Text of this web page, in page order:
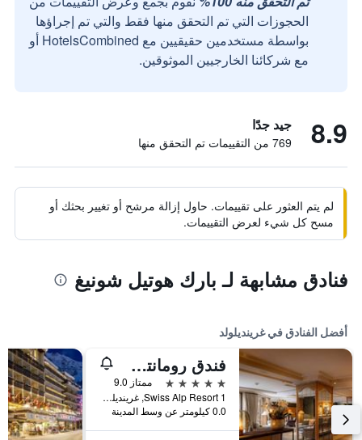
الحجوزات التي تم التحقق منها فقط والتي تم إجراؤها
بواسطة مستخدمين حقيقيين مع HotelsCombined أو
مع شركائنا الخارجيين الموثوقين.
8.9 جيد جدًا
769 من التقييمات تم التحقق منها
لم يتم العثور على تقييمات. حاول إزالة مرشح أو تغيير بحثك أو
مسح كل شيء لعرض التقييمات.
فنادق مشابهة لـ بارك هوتيل شونيغ
أفضل الفنادق في غرينديلولد
فندق رومانتك شوايزرهوف
5 نجوم
ممتاز 9.0
Swiss Alp Resort 1, غرينديلولد, كانتون برن, سويسرا
0.0 كيلومتر عن وسط المدينة